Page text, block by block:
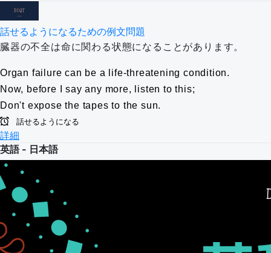
話せるようになるための例文問題
臓器の不全は命に関わる状態になることがあります。
Organ failure can be a life-threatening condition.
Now, before I say any more, listen to this;
Don't expose the tapes to the sun.
話せるようになる
詳細
英語 - 日本語